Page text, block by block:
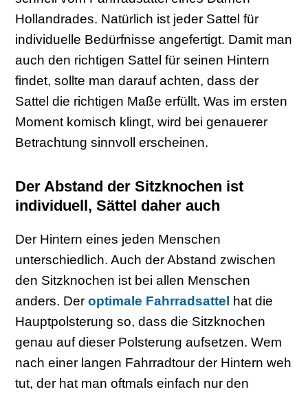
Hollandrades. Natürlich ist jeder Sattel für
individuelle Bedürfnisse angefertigt. Damit man
auch den richtigen Sattel für seinen Hintern
findet, sollte man darauf achten, dass der
Sattel die richtigen Maße erfüllt. Was im ersten
Moment komisch klingt, wird bei genauerer
Betrachtung sinnvoll erscheinen.
Der Abstand der Sitzknochen ist
individuell, Sättel daher auch
Der Hintern eines jeden Menschen
unterschiedlich. Auch der Abstand zwischen
den Sitzknochen ist bei allen Menschen
anders. Der optimale Fahrradsattel
hat die
Hauptpolsterung so, dass die Sitzknochen
genau auf dieser Polsterung aufsetzen. Wem
nach einer langen Fahrradtour der Hintern weh
tut, der hat man oftmals einfach nur den